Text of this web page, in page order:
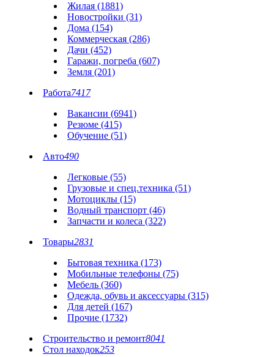
Жилая (1881)
Новостройки (31)
Дома (154)
Коммерческая (286)
Дачи (452)
Гаражи, погреба (607)
Земля (201)
Работа7417
Вакансии (6941)
Резюме (415)
Обучение (51)
Авто490
Легковые (55)
Грузовые и спец.техника (51)
Мотоциклы (15)
Водный транспорт (46)
Запчасти и колеса (322)
Товары2831
Бытовая техника (173)
Мобильные телефоны (75)
Мебель (360)
Одежда, обувь и аксессуары (315)
Для детей (167)
Прочие (1732)
Строительство и ремонт8041
Стол находок253